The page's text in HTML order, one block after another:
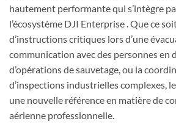
hautement performante qui s’intègre
l’écosystème DJI Enterprise . Que ce
d’instructions critiques lors d’une
communication avec des personnes en
d’opérations de sauvetage, ou la
d’inspections industrielles complexes,
une nouvelle référence en matière de
aérienne professionnelle.